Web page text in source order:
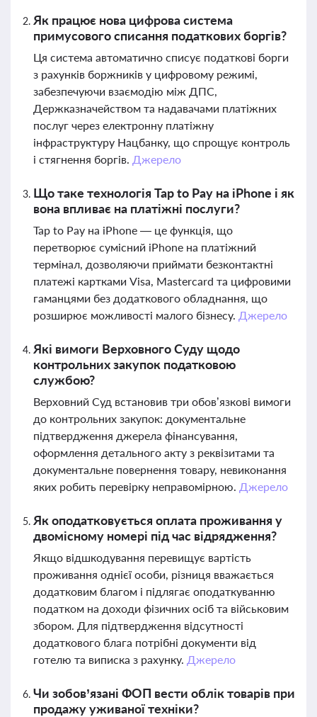
Як працює нова цифрова система
примусового списання податкових боргів?
Ця система автоматично списує податкові борги
з рахунків боржників у цифровому режимі,
забезпечуючи взаємодію між ДПС,
Держказначейством та надавачами платіжних
послуг через електронну платіжну
інфраструктуру Нацбанку, що спрощує контроль
і стягнення боргів. Джерело
Що таке технологія Tap to Pay на iPhone і як
вона впливає на платіжні послуги?
Tap to Pay на iPhone — це функція, що
перетворює сумісний iPhone на платіжний
термінал, дозволяючи приймати безконтактні
платежі картками Visa, Mastercard та цифровими
гаманцями без додаткового обладнання, що
розширює можливості малого бізнесу. Джерело
Які вимоги Верховного Суду щодо
контрольних закупок податковою
службою?
Верховний Суд встановив три обов’язкові вимоги
до контрольних закупок: документальне
підтвердження джерела фінансування,
оформлення детального акту з реквізитами та
документальне повернення товару, невиконання
яких робить перевірку неправомірною. Джерело
Як оподатковується оплата проживання у
двомісному номері під час відрядження?
Якщо відшкодування перевищує вартість
проживання однієї особи, різниця вважається
додатковим благом і підлягає оподаткуванню
податком на доходи фізичних осіб та військовим
збором. Для підтвердження відсутності
додаткового блага потрібні документи від
готелю та виписка з рахунку. Джерело
Чи зобов’язані ФОП вести облік товарів при
продажу уживаної техніки?